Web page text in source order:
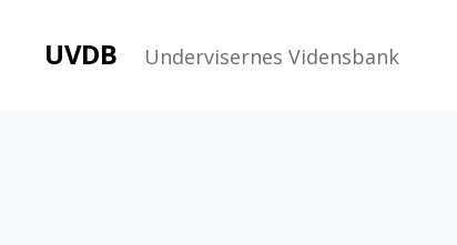
UVDB Undervisernes Vidensbank